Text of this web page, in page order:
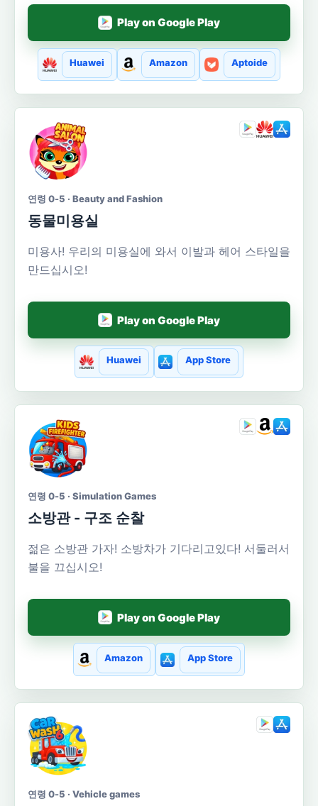
Play on Google Play
Huawei Amazon Aptoide
연령 0-5 · Beauty and Fashion
동물미용실
미용사! 우리의 미용실에 와서 이발과 헤어 스타일을
만드십시오!
Play on Google Play
Huawei App Store
연령 0-5 · Simulation Games
소방관 - 구조 순찰
젊은 소방관 가자! 소방차가 기다리고있다! 서둘러서
불을 끄십시오!
Play on Google Play
Amazon App Store
연령 0-5 · Vehicle games